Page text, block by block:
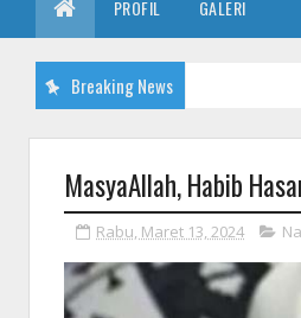
PROFIL GALERI
Breaking News
MasyaAllah, Habib
Rabu, Maret 13, 2024